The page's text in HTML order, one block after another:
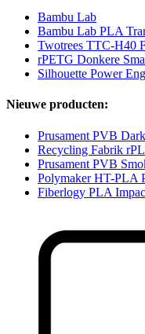
Bambu Lab
Bambu Lab PLA
Twotrees TTC-H40
rPETG Donkere
Silhouette Power
Nieuwe producten:
Prusament PVB
Recycling Fabrik
Prusament PVB
Polymaker HT-PLA
Fiberlogy PLA